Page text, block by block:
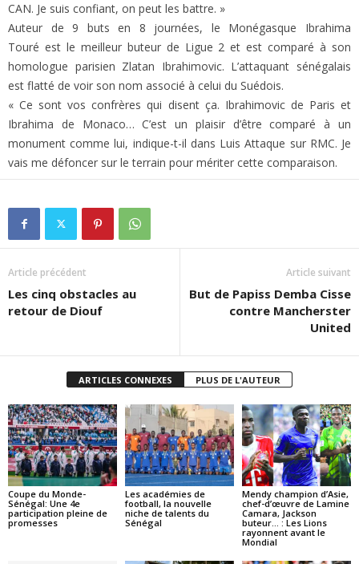
CAN. Je suis confiant, on peut les battre. »
Auteur de 9 buts en 8 journées, le Monégasque Ibrahima
Touré est le meilleur buteur de Ligue 2 et est comparé à son
homologue parisien Zlatan Ibrahimovic. L’attaquant sénégalais
est flatté de voir son nom associé à celui du Suédois.
« Ce sont vos confrères qui disent ça. Ibrahimovic de Paris et
Ibrahima de Monaco… C’est un plaisir d’être comparé à un
monument comme lui, indique-t-il dans Luis Attaque sur RMC. Je
vais me défoncer sur le terrain pour mériter cette comparaison.
Article précédent
Les cinq obstacles au
retour de Diouf
Article suivant
But de Papiss Demba Cisse
contre Mancherster
United
ARTICLES CONNEXES PLUS DE L'AUTEUR
Coupe du Monde-
Sénégal: Une 4e
participation pleine de
promesses
Les académies de
football, la nouvelle
niche de talents du
Sénégal
Mendy champion d’Asie,
chef-d’œuvre de Lamine
Camara, Jackson
buteur… : Les Lions
rayonnent avant le
Mondial